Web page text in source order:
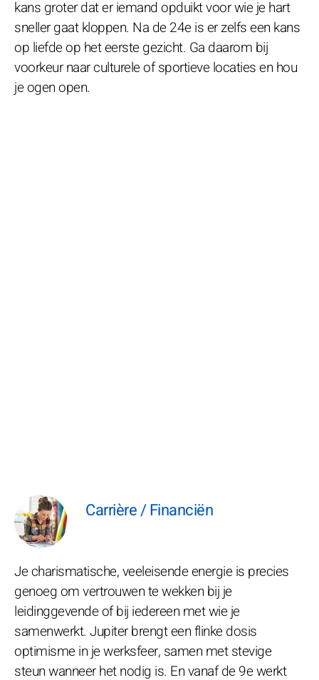
kans groter dat er iemand opduikt voor wie je hart
sneller gaat kloppen. Na de 24e is er zelfs een kans
op liefde op het eerste gezicht. Ga daarom bij
voorkeur naar culturele of sportieve locaties en hou
je ogen open.
Carrière / Financiën
Je charismatische, veeleisende energie is precies
genoeg om vertrouwen te wekken bij je
leidinggevende of bij iedereen met wie je
samenwerkt. Jupiter brengt een flinke dosis
optimisme in je werksfeer, samen met stevige
steun wanneer het nodig is. En vanaf de 9e werkt